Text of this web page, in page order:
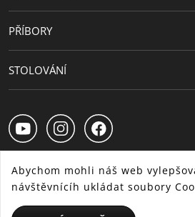
výrobky
Průměr (cm)
28
PŘÍBORY
STOLOVÁNÍ
Abychom mohli náš web
návštěvnícíh ukládat soubory